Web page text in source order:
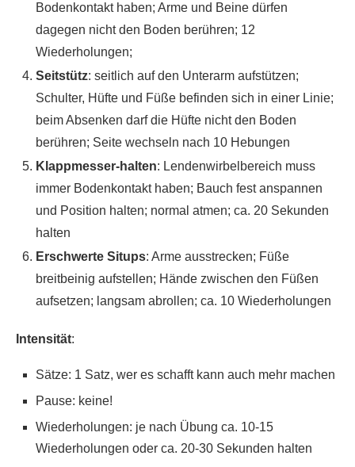
Bodenkontakt haben; Arme und Beine dürfen
dagegen nicht den Boden berühren; 12
Wiederholungen;
Seitstütz: seitlich auf den Unterarm aufstützen;
Schulter, Hüfte und Füße befinden sich in einer Linie;
beim Absenken darf die Hüfte nicht den Boden
berühren; Seite wechseln nach 10 Hebungen
Klappmesser-halten: Lendenwirbelbereich muss
immer Bodenkontakt haben; Bauch fest anspannen
und Position halten; normal atmen; ca. 20 Sekunden
halten
Erschwerte Situps: Arme ausstrecken; Füße
breitbeinig aufstellen; Hände zwischen den Füßen
aufsetzen; langsam abrollen; ca. 10 Wiederholungen
Intensität:
Sätze: 1 Satz, wer es schafft kann auch mehr machen
Pause: keine!
Wiederholungen: je nach Übung ca. 10-15
Wiederholungen oder ca. 20-30 Sekunden halten